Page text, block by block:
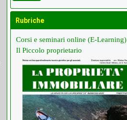
Rubriche
Corsi e seminari online (E-Learning)
Il Piccolo proprietario